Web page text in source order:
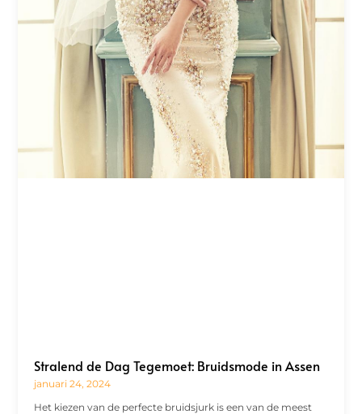
Stralend de Dag Tegemoet: Bruidsmode in Assen
januari 24, 2024
Het kiezen van de perfecte bruidsjurk is een van de meest